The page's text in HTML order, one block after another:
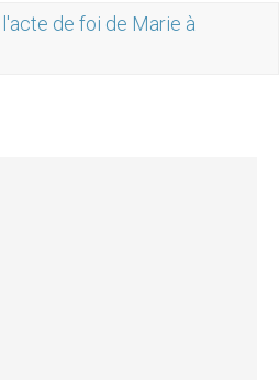
de foi de Marie à